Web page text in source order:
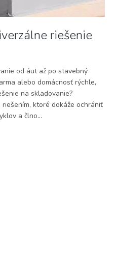
riešenie
od áut až po stavebný
alebo domácnosť rýchle,
na skladovanie?
ktoré dokáže ochrániť
a člno...